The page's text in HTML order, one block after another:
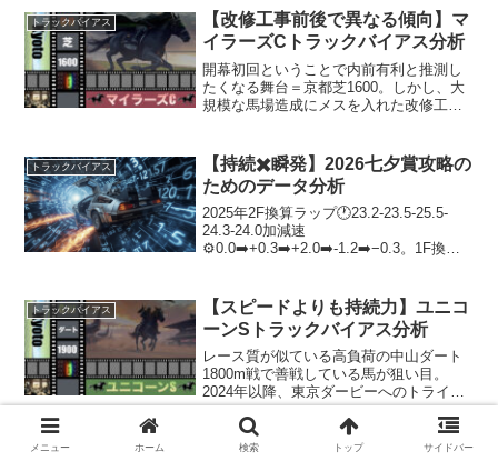
構成・馬場造成の変化など原因は様々考
えられるがこ...
トラックバイアス
【改修工事前後で異なる傾向】マ
イラーズCトラックバイアス分析
開幕初回ということで内前有利と推測し
たくなる舞台＝京都芝1600。しかし、大
規模な馬場造成にメスを入れた改修工事
が鳴りを潜め、内外フラットと解釈でき
る領域にシフトし...
トラックバイアス
【持続✖️瞬発】2026七夕賞攻略の
ためのデータ分析
2025年2F換算ラップ🕐23.2-23.5-25.5-
24.3-24.0加減速
⚙️0.0➡️+0.3➡️+2.0➡️-1.2➡️−0.3。1F換算
トラックバイアス
【スピードよりも持続力】ユニコ
ーンSトラックバイアス分析
レース質が似ている高負荷の中山ダート
1800m戦で善戦している馬が狙い目。
2024年以降、東京ダービーへのトライア
ルレースという位置付けとなり東京ダー
ト1600から京都ダート1900へ改定された
ユニコーンS。スピード重視のマイル戦か
メニュー ホーム 検索 トップ サイドバー